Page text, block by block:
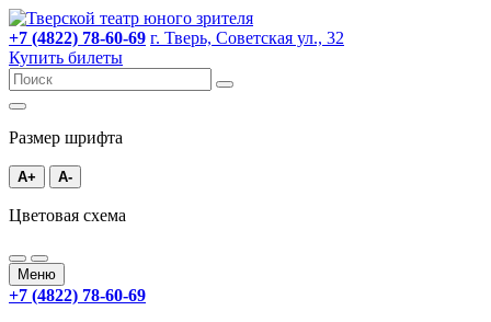
+7 (4822) 78-60-69 г. Тверь, Советская ул., 32
Купить билеты
Размер шрифта
A+ A-
Цветовая схема
Меню
+7 (4822) 78-60-69